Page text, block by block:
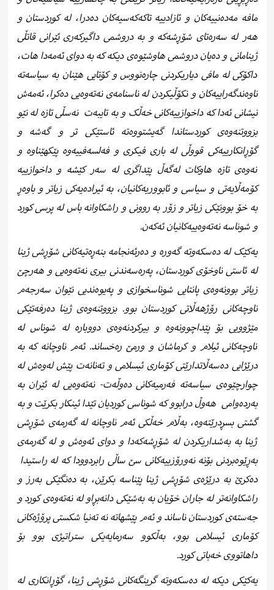
مافە مەدەنییەکان و ئازادییە تاکەکەسیەکان دەدرا، لە کوردستان و
هەر لە سەرەتای شۆڕشەکە و بە دروشمی داگیرکەری ئێرانی قاتڵی
ژینامانی و دەیان دروشمی هاوشێوەی دیکە کە بە دوای ئەمەدا هات،
داکۆکی لە مافی دیاریکردنی چارەنووس و کۆتایی هێنان بە سیاسەتە
ناوەندگەراییەکان و نکۆڵیکردن لە ناسنامەی نەتەوەیی دەکرا، ئەمەش
نیشانی ئەدا کە داخوازییەکانی خەڵک و بە تایبەت نەسڵی تازە لە نێو
بزووتنەوەی کوردستاندا گەیشتووەتە ئاستێکی تر و گەشە و
گۆڕانکارییەکی قووڵی لە باری فیکری و فەلسەفییەوە پێکهێناوە و
نەوەی تازە هاوکات لەگەڵ پێداگری لە سەر کێشە و داخوازییە
کۆمەڵایەتی و سیاسی و ئابووریەکانیان، بە ئیرادەیەکی زیاتر و باوەڕ
بە خۆ بوونێکی زیاتر و زۆر بە روونی و راشکاوانە باس لە پرسی کورد
و شوناسە نەتەوەییەکانیان ئەکەن.
یەکێک لە دەسکەوتە گەورە و دەرئەنجامە بنەڕەتیەکانی شۆڕشی ژینا
لە ئاستی ناوخۆی کوردستان، پەرەسەندنی بیری نەتەوەیی و هەرچێ
زیاتر بوونەوەی پانتایی شوناسخوازی و پەیوەندیی نێوان سەرجەم
ناوچەکانی رۆژهەڵاتی کوردستان بوو. بزووتنەوەی ژینا دەرفەتێکی
مێژوویی بۆ پێداچوونەوە و بیرکردنەوەی دووبارە لە شوناس لە
ناوچەکانی ئیلام و کرماشان و ورمێ رەخساند. ئەم ناوچانە کە بە
درێژایی دەسەڵاتدارێتی کۆماری ئیسلامی و تەنانەت پێش لەوەش لە
چوارچێوەی سیاسەتە فەرمیەکانی دەوڵەت- نەتەوەیی لە ئێران بە
بەردەوامی هەوڵ درابوو کە شوناسی کوردیان تێدا ئینکار بکرێت و بە
گشتی بسڕدرێتەوە، بەڵام خەڵکی ئەم ناوچانە لە گەرمەی شۆڕشی
ژینا بە بەشداریکردن لە شۆڕشەکەدا و دوای ئەوەش و لە گەرمەی
بەڕێوەبردنی بۆنە نەورۆزییەکانی سێ ساڵی رابردوودا کە لە راستیدا
دەکرێ بە درێژەی شۆڕشی ژینا پێناسە بکرێن، بە دەنگێکی بەرز و
راشکاوانەتر لە جاران خۆیان بە بەشێکی دانەبڕاو لە نەتەوەی کورد و
جەستەی کوردستان ناساند و ئەم پێشهاتە نە تەنیا شکستی پرۆژەکانی
کۆماری ئیسلامی بوو، بەڵکوو سەرمایەیکی ستراتیژی بوو بۆ
داهاتووی خەباتی کورد.
یەکێکی دیکە لە دەسکەوتە گرینگەکانی شۆڕشی ژینا، گۆڕانکاری لە